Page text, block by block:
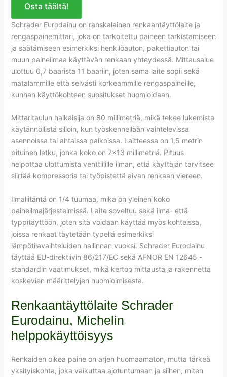
Osta täältä!
Schrader Eurodainu on ranskalainen renkaantäyttölaite ja
rengaspainemittari, joka on tarkoitettu paineen tarkistamiseen
ja säätämiseen esimerkiksi henkilöauton, pakettiauton tai
muun paineilmaa käyttävän renkaan yhteydessä. Mittausalue
ulottuu 0,7 baarista 11 baariin, joten sama laite sopii sekä
matalammille että selvästi korkeammille rengaspaineille,
kunhan käyttökohteen suositukset huomioidaan.
Mittaritaulun halkaisija on 80 millimetriä, mikä tekee lukemista
käytännöllistä silloin, kun työskennellään vaihtelevissa
asennoissa tai ahtaissa paikoissa. Laitteessa on 1,5 metrin
pituinen letku, jonka koko on 7×13 millimetriä. Pituus
helpottaa ulottumista venttiilille ilman, että käyttäjän tarvitsee
siirtää kompressoria tai työpistettä aivan renkaan viereen.
Ilmaliitäntä on 1/4 tuumaa, mikä on yleinen koko
paineilmajärjestelmissä. Laite soveltuu sekä ilma- että
typpitäyttöön, joten sitä voidaan käyttää myös kohteissa,
joissa renkaat täytetään typellä esimerkiksi
lämpötilavaihteluiden hallinnan vuoksi. Schrader Eurodainu
täyttää EU-direktiivin 86/217/EC sekä AFNOR EN 12645 -
standardin vaatimukset, mikä kertoo mittausta ja rakennetta
koskevien määrittelyjen huomioimisesta.
Renkaantäyttölaite Schrader
Eurodainu, Michelin
helppokäyttöisyys
Renkaiden oikea paine on arjen huomaamaton, mutta tärkeä
yksityiskohta, joka vaikuttaa ajotuntumaan ja siihen, miten